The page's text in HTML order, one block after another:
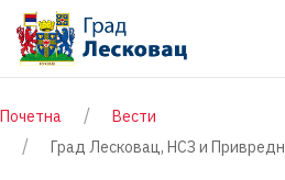
Почетна
Вести
Град Лесковац, НСЗ и